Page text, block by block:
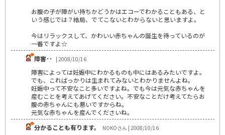
お腹の子が障がい持ちかどうかはエコーでわかることもある、と
いう感じでは？結局、でてこないとわからないと思いますよ。
今はリラックスして、かわいい赤ちゃんの誕生を待っているのが
一番ですよ☆
障害･･
| 2008/10/16
障害によっては妊娠中にわかるものも中にはあるみたいですよ。
でも、こればっかりは生まれてみないとわかりませんよね。
妊娠中って不安なこと多いですよね。でも今は元気な赤ちゃんを
産むことを考えてあげてください。不安なことだけ考えてたらお
腹の赤ちゃんにも悪いですからね。
元気な赤ちゃんを産んでくださいね。
分かることも有ります。
NOKOさん | 2008/10/16